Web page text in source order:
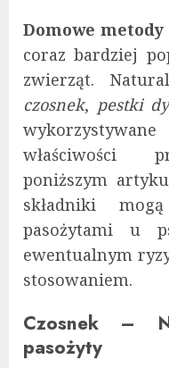
Domowe
coraz bardziej
zwierząt.
czosnek, pestki
właściwości
poniższym
składniki
pasożytami u
ewentualnym
stosowaniem.
Czosnek –
pasożyty